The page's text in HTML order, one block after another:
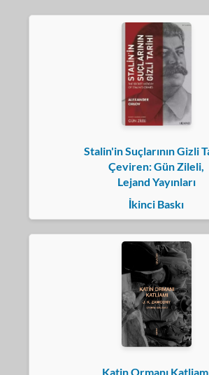
Stalin'in Suçlarının Gizli
Çeviren: Gün Zileli,
Lejand Yayınları
İkinci Baskı
Katin Ormanı